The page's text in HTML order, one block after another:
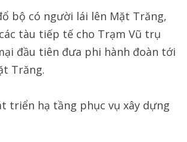
bộ có người lái lên Mặt Trăng,
tàu tiếp tế cho Trạm Vũ trụ
đầu tiên đưa phi hành đoàn tới
Trăng.
triển hạ tầng phục vụ xây dựng